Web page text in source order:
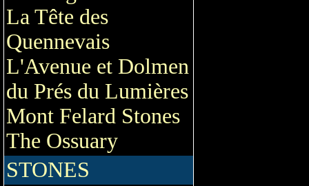
La Tête des
Quennevais
L'Avenue et Dolmen
du Prés du Lumières
Mont Felard Stones
The Ossuary
STONES